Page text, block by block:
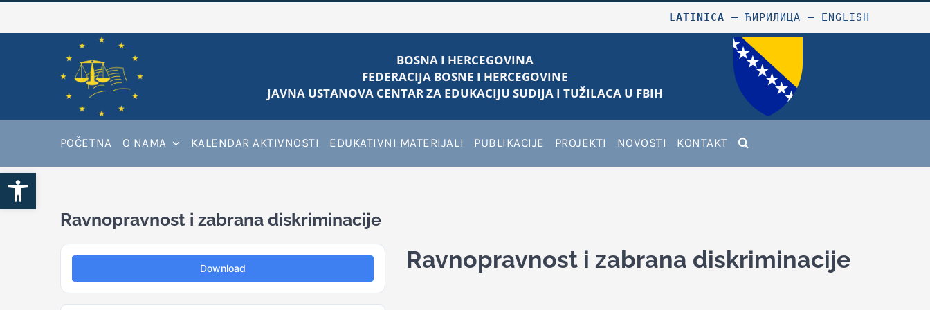
Open toolbar
LATINICA –ЋИРИЛИЦА – ENGLISH
BOSNA I HERCEGOVINA
FEDERACIJA BOSNE I HERCEGOVINE
JAVNA USTANOVA CENTAR ZA EDUKACIJU SUDIJA I TUŽILACA U FBIH
POČETNA O NAMA KALENDAR AKTIVNOSTI EDUKATIVNI MATERIJALI PUBLIKACIJE PROJEKTI NOVOSTI KONTAKT
Ravnopravnost i zabrana diskriminacije
Download Ravnopravnost i zabrana diskriminacije